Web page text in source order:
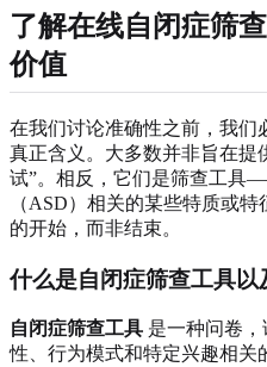
了解在线自闭症筛
价值
在我们讨论准确性之前，我们
真正含义。大多数并非旨在提
试”。相反，它们是筛查工具
（ASD）相关的某些特质或特
的开始，而非结束。
什么是自闭症筛查工具以
自闭症筛查工具 是一种问卷
性、行为模式和特定兴趣相关